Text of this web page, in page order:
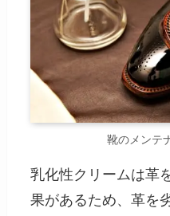
靴のメンテ
乳化性クリームは革
果があるため、革を